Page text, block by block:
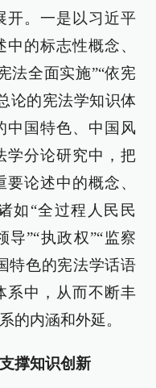
开。一是以习近平
的标志性概念、
法全面实施”“依宪
论的宪法学知识体
中国特色、中国风
学分论研究中，把
论述中的概念、
如“全过程人民民
导”“执政权”“监察
特色的宪法学话语
系中，从而不断丰
的内涵和外延。
撑知识创新